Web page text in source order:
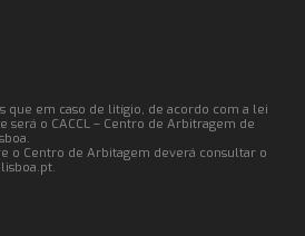
que em caso de litígio, de acordo com a lei
será o CACCL – Centro de Arbitragem de
o Centro de Arbitagem deverá consultar o
.